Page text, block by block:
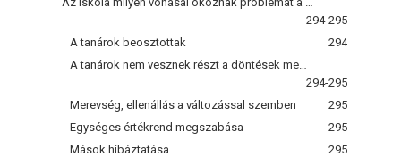
294-295
A tanárok beosztottak
294
294-295
Merevség, ellenállás a változással szemben
295
Egységes értékrend megszabása
295
Mások hibáztatása
295